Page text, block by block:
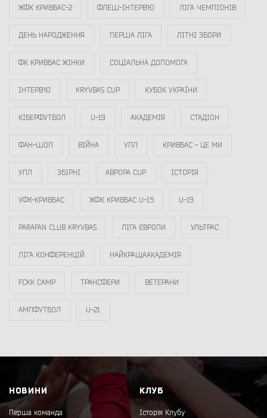
ЖФК КРИВБАС-2 ФЛЕШ-ІНТЕРВ`Ю ЛІГА ЧЕМПІОНІВ
ДЕНЬ НАРОДЖЕННЯ ПЕРША ЛІГА ЛІТНІ ЗБОРИ
ФК КРИВБАС ЖІНКИ СОЦІАЛЬНА ДОПОМОГА
ІНТЕРВ`Ю KRYVBAS CUP КУБОК УКРАЇНИ
КІБЕРФУТБОЛ U-19 АКАДЕМІЯ СТАДІОН
ФАН-ШОП ВІЙНА УПЛ КРИВБАС - ЦЕ МИ
УПЛ ЗБІРНІ АВРОРА CUP ІСТОРІЯ
УФК-КРИВБАС ЖФК КРИВБАС U-15 U-19
PARAFAN CLUB KRYVBAS ЛІГА ЄВРОПИ УЛЬТРАС
ЛІГА КОНФЕРЕНЦІЙ НАЙКРАЩААКАДЕМІЯ
FCKK CAMP ТРАНСФЕРИ ВЕТЕРАНИ
АМПФУТБОЛ U-21
НОВИНИ
Перша команда
КЛУБ
Історія Клубу